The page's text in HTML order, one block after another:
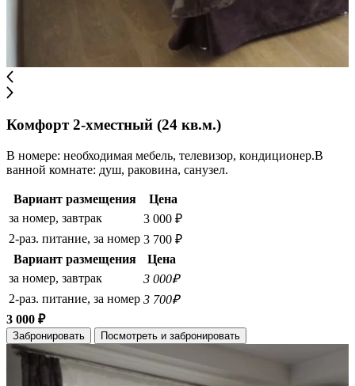
Комфорт 2-хместный (24 кв.м.)
В номере: необходимая мебель, телевизор, кондиционер.В
ванной комнате: душ, раковина, санузел.
Вариант размещения
Цена
за номер, завтрак
3 000 ₽
2-раз. питание, за номер 3 700 ₽
Вариант размещения
Цена
за номер, завтрак
3 000₽
2-раз. питание, за номер 3 700₽
3 000 ₽
Забронировать Посмотреть и забронировать